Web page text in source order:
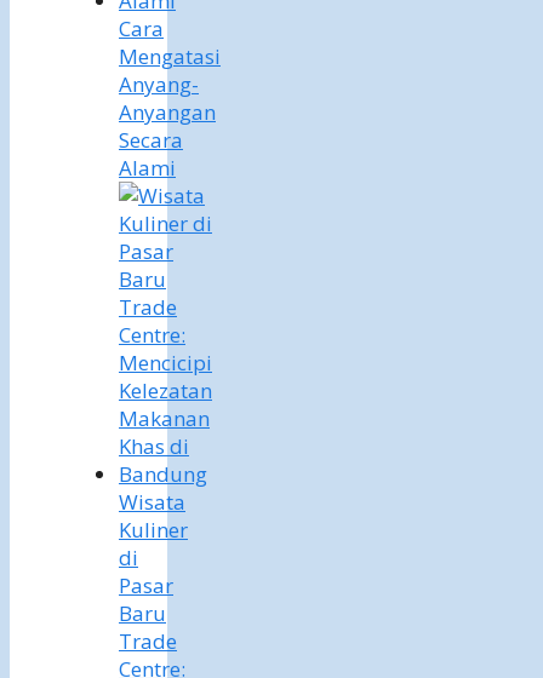
Cara
Mengatasi
Anyang-
Anyangan
Secara
Alami
Wisata
Kuliner
di
Pasar
Baru
Trade
Centre: